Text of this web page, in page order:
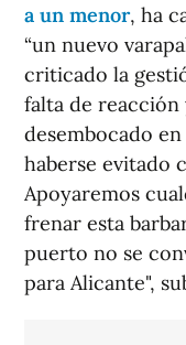
a un menor, ha
“un nuevo
criticado la
falta de
desembocado
haberse evitado
Apoyaremos
frenar esta
puerto no se
para Alicante",